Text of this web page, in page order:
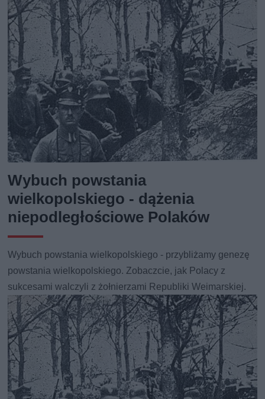
Wybuch powstania
wielkopolskiego - dążenia
niepodległościowe Polaków
Wybuch powstania wielkopolskiego - przybliżamy genezę
powstania wielkopolskiego. Zobaczcie, jak Polacy z
sukcesami walczyli z żołnierzami Republiki Weimarskiej.